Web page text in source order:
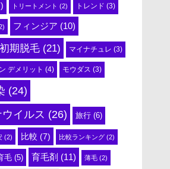
トリートメント (2) トレンド (3)
フィンジア (10)
期脱毛 (21) マイナチュレ (3)
デメリット (4) モウダス (3)
(24)
イルス (26) 旅行 (6)
(2) 比較 (7) 比較ランキング (2)
毛 (5) 育毛剤 (11) 薄毛 (2)